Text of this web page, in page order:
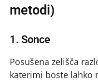
metodi)
1. Sonce
Posušena zelišča
katerimi boste lahko